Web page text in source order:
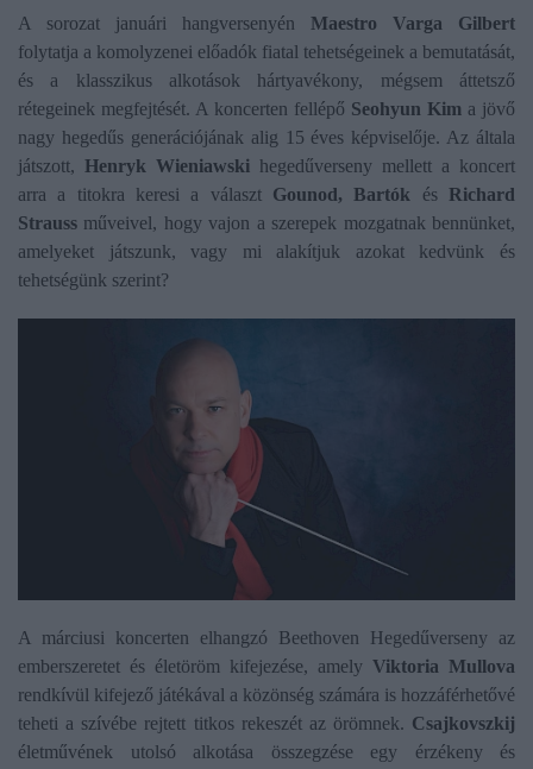
A sorozat januári hangversenyén Maestro Varga Gilbert
folytatja a komolyzenei előadók fiatal tehetségeinek a bemutatását,
és a klasszikus alkotások hártyavékony, mégsem áttetsző
rétegeinek megfejtését. A koncerten fellépő Seohyun Kim a jövő
nagy hegedűs generációjának alig 15 éves képviselője. Az általa
játszott, Henryk Wieniawski hegedűverseny mellett a koncert
arra a titokra keresi a választ Gounod, Bartók és Richard
Strauss műveivel, hogy vajon a szerepek mozgatnak bennünket,
amelyeket játszunk, vagy mi alakítjuk azokat kedvünk és
tehetségünk szerint?
A márciusi koncerten elhangzó Beethoven Hegedűverseny az
emberszeretet és életöröm kifejezése, amely Viktoria Mullova
rendkívül kifejező játékával a közönség számára is hozzáférhetővé
teheti a szívébe rejtett titkos rekeszét az örömnek. Csajkovszkij
életművének utolsó alkotása összegzése egy érzékeny és